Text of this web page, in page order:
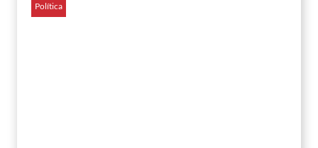
Política